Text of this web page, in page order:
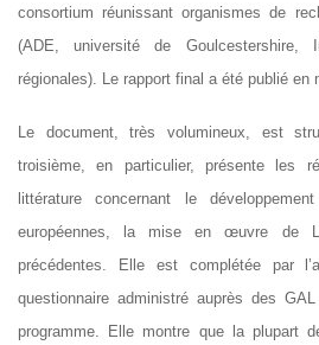
consortium réunissant organismes de
(ADE, université de Goulcestershire,
régionales). Le rapport final a été publié en
Le document, très volumineux, est
troisième, en particulier, présente les
littérature concernant le
européennes, la mise en œuvre de
précédentes. Elle est complétée par
questionnaire administré auprès des
programme. Elle montre que la plupart